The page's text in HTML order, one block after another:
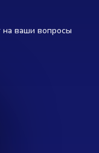
ваши вопросы